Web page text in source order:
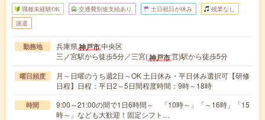
職種未経験OK 交通費別途支給あり 土日祝日が休み 残業なし
派遣
勤務地 兵庫県神戸市中央区
三ノ宮駅から徒歩5分／三宮(神戸市営)駅から徒歩5分
曜日頻度
月～日曜のうち週2日～OK 土日休み・平日休み選択可【研修
日程】日程：平日2～5日間程度時間：9時～18時
時間
9:00～21:00の間で1日6時間～ 「10時～」「～16時」「15
時～」なども大歓迎！固定シフト…